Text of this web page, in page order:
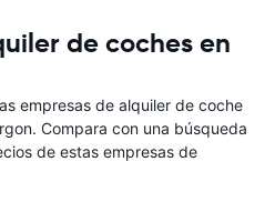
de coches en
empresas de alquiler de coche
Compara con una búsqueda
de estas empresas de